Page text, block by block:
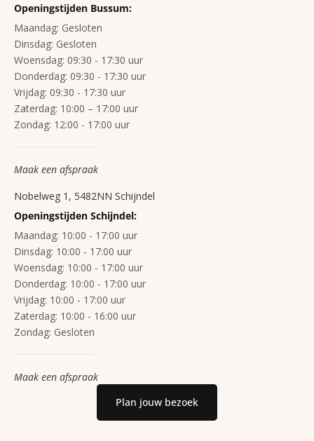
Openingstijden Bussum:
Maandag: Gesloten
Dinsdag: Gesloten
Woensdag: 09:30 - 17:30 uur
Donderdag: 09:30 - 17:30 uur
Vrijdag: 09:30 - 17:30 uur
Zaterdag: 10:00 – 17:00 uur
Zondag: 12:00 - 17:00 uur
Maak een afspraak
Nobelweg 1, 5482NN Schijndel
Openingstijden Schijndel:
Maandag: 10:00 - 17:00 uur
Dinsdag: 10:00 - 17:00 uur
Woensdag: 10:00 - 17:00 uur
Donderdag: 10:00 - 17:00 uur
Vrijdag: 10:00 - 17:00 uur
Zaterdag: 10:00 - 16:00 uur
Zondag: Gesloten
Maak een afspraak
Plan jouw bezoek